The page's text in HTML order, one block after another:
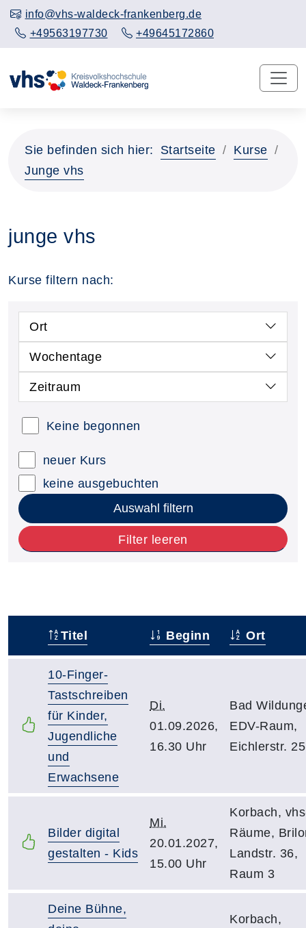
info@vhs-waldeck-frankenberg.de
+49563197730
+49645172860
Sie befinden sich hier: Startseite
Kurse
Junge vhs
junge vhs
Kurse filtern nach:
Ort
Wochentage
Zeitraum
Keine begonnen
neuer Kurs
keine ausgebuchten
Auswahl filtern
Filter leeren
Titel Beginn Ort
10-Finger-
Tastschreiben
für Kinder,
Jugendliche
und
Erwachsene
Di.
01.09.2026,
16.30 Uhr
Bad
EDV-Raum,
Eichlerstr. 25
Bilder digital
gestalten - Kids
Mi.
20.01.2027,
15.00 Uhr
Korbach,
Räume,
Landstr. 36,
Raum 3
Deine Bühne,
Korbach,